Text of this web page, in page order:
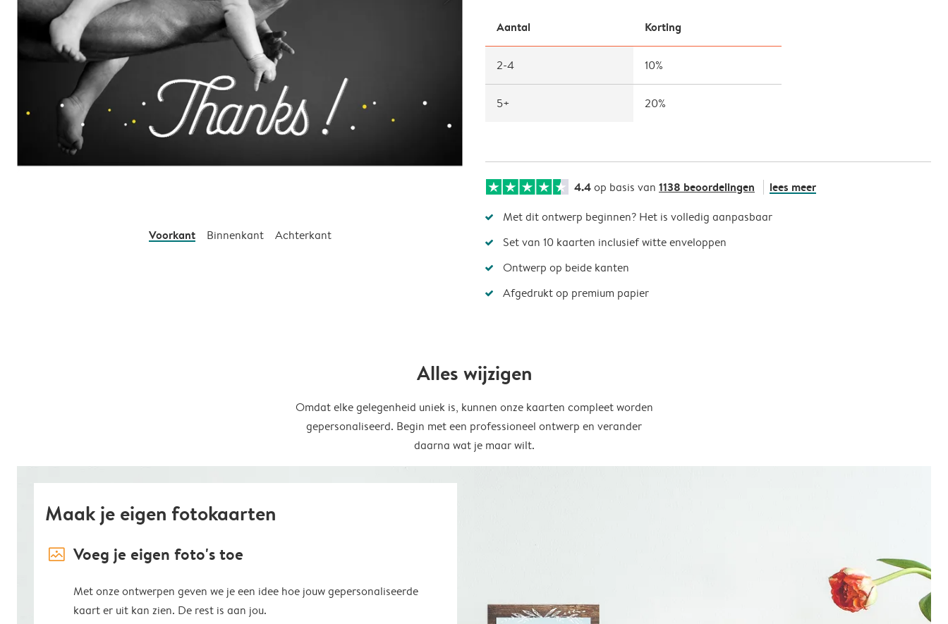
Voorkant Binnenkant Achterkant
Aantal Korting
2-4 10%
5+ 20%
4.4op basis van 1138 beoordelingen lees meer
Met dit ontwerp beginnen? Het is volledig aanpasbaar
Set van 10 kaarten inclusief witte enveloppen
Ontwerp op beide kanten
Afgedrukt op premium papier
Alles wijzigen
Omdat elke gelegenheid uniek is, kunnen onze kaarten compleet worden
gepersonaliseerd. Begin met een professioneel ontwerp en verander
daarna wat je maar wilt.
Maak je eigen fotokaarten
image_placeholder Voeg je eigen foto's toe
Met onze ontwerpen geven we je een idee hoe jouw gepersonaliseerde
kaart er uit kan zien. De rest is aan jou.